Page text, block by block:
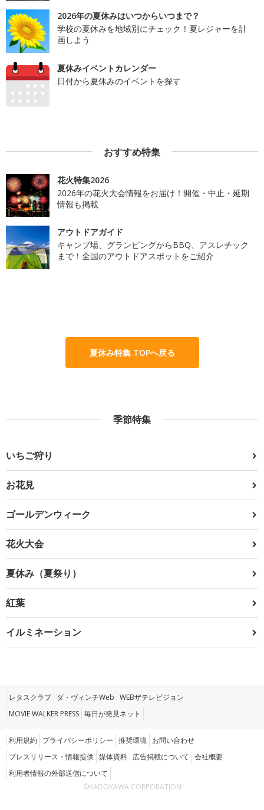
2026年の夏休みはいつからいつまで？
学校の夏休みを地域別にチェック！夏レジャーを計
画しよう
夏休みイベントカレンダー
日付から夏休みのイベントを探す
おすすめ特集
花火特集2026
2026年の花火大会情報をお届け！開催・中止・延期
情報も掲載
アウトドアガイド
キャンプ場、グランピングからBBQ、アスレチック
まで！全国のアウトドアスポットをご紹介
夏休み特集 TOPへ戻る
季節特集
いちご狩り
お花見
ゴールデンウィーク
花火大会
夏休み（夏祭り）
紅葉
イルミネーション
レタスクラブ ダ・ヴィンチWeb WEBザテレビジョン
MOVIE WALKER PRESS 毎日が発見ネット
利用規約 プライバシーポリシー 推奨環境 お問い合わせ
プレスリリース・情報提供 媒体資料 広告掲載について 会社概要
利用者情報の外部送信について
©KADOKAWA CORPORATION